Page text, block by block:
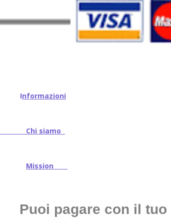
Informazioni
Chi siamo
Mission
Puoi pagare con il